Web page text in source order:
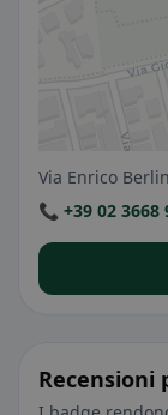
Via Enrico
📞 +39 02 3668
Recensioni